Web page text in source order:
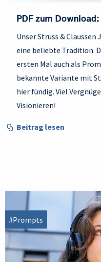
PDF zum
Unser Struss &
eine beliebte Tradition.
ersten Mal auch als
bekannte Variante mit
hier fündig. Viel
Visionieren!
Beitrag lesen
#Prompts